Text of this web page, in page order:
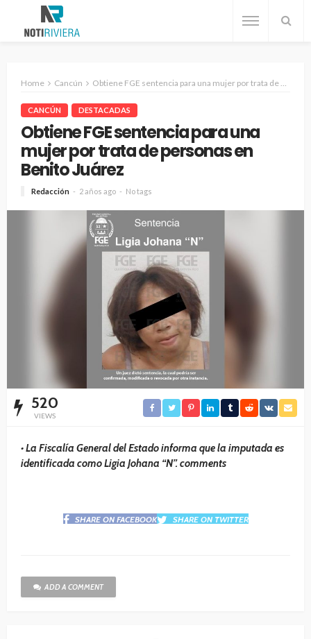
Home Cancún Obtiene FGE sentencia para una mujer por trata de personas en Benito Juárez
CANCÚN DESTACADAS
Obtiene FGE sentencia para una
mujer por trata de personas en
Benito Juárez
Redacción 2 años ago No tags
520
VIEWS
• La Fiscalía General del Estado informa que la imputada es
identificada como Ligia Johana “N”. comments
SHARE ON FACEBOOK SHARE ON TWITTER
ADD A COMMENT